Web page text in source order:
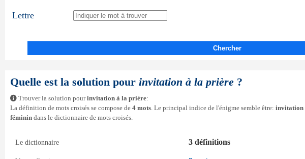
Lettre
Chercher
Quelle est la solution pour invitation à la prière ?
Trouver la solution pourinvitation à la prière:
La définition de mots croisés se compose de 4 mots. Le principal indice de l'énigme semble être: invitation
féminin dans le dictionnaire de mots croisés.
Le dictionnaire 3 définitions